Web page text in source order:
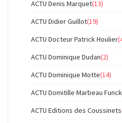
ACTU Denis Marquet(13)
ACTU Didier Guillot(19)
ACTU Docteur Patrick Houlier
ACTU Dominique Dudan(2)
ACTU Dominique Motte(14)
ACTU Domitille Marbeau
ACTU Editions des Coussinets